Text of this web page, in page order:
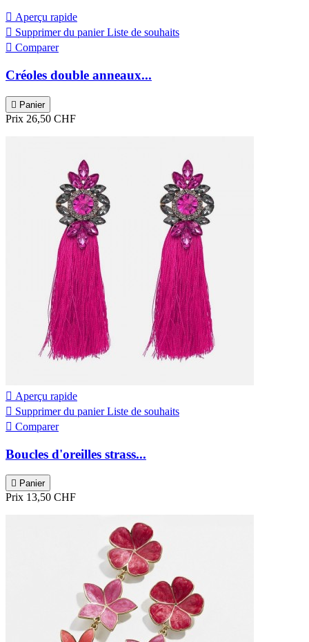
 Aperçu rapide
 Supprimer du panier Liste de souhaits
 Comparer
Créoles double anneaux...
 Panier
Prix 26,50 CHF
 Aperçu rapide
 Supprimer du panier Liste de souhaits
 Comparer
Boucles d'oreilles strass...
 Panier
Prix 13,50 CHF